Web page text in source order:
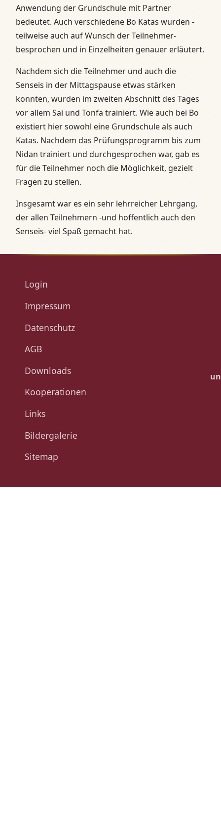
Anwendung der Grundschule mit Partner
bedeutet. Auch verschiedene Bo Katas wurden -
teilweise auch auf Wunsch der Teilnehmer-
besprochen und in Einzelheiten genauer erläutert.
Nachdem sich die Teilnehmer und auch die
Senseis in der Mittagspause etwas stärken
konnten, wurden im zweiten Abschnitt des Tages
vor allem Sai und Tonfa trainiert. Wie auch bei Bo
existiert hier sowohl eine Grundschule als auch
Katas. Nachdem das Prüfungsprogramm bis zum
Nidan trainiert und durchgesprochen war, gab es
für die Teilnehmer noch die Möglichkeit, gezielt
Fragen zu stellen.
Insgesamt war es ein sehr lehrreicher Lehrgang,
der allen Teilnehmern -und hoffentlich auch den
Senseis- viel Spaß gemacht hat.
Login
Impressum
Datenschutz
AGB
Downloads
Kooperationen
Links
Bildergalerie
Sitemap